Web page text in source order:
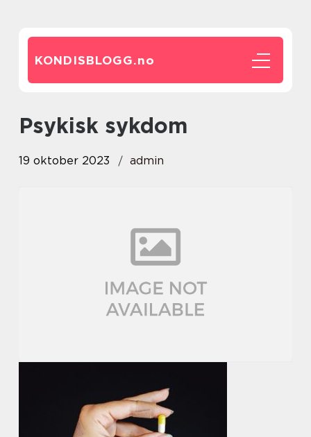
KONDISBLOGG.no
psykisk sykdom
19 oktober 2023 admin